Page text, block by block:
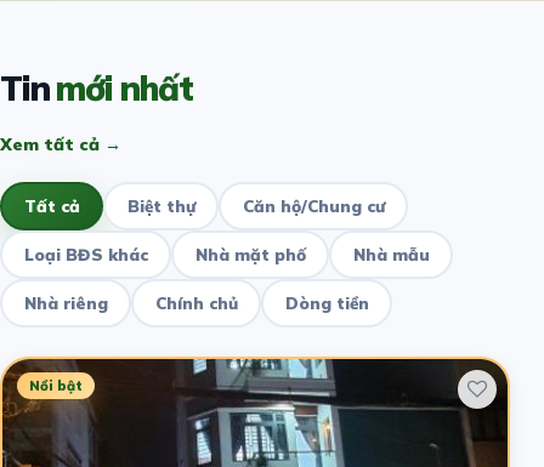
Tinmới nhất
Xem tất cả →
Tất cả Biệt thự Căn hộ/Chung cư
Loại BĐS khác Nhà mặt phố Nhà mẫu
Nhà riêng Chính chủ Dòng tiền
Nổi bật